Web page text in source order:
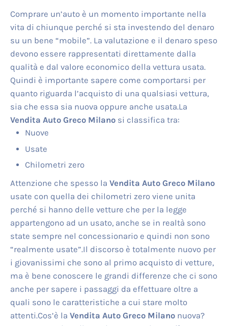
Comprare un’auto è un momento importante nella
vita di chiunque perché si sta investendo del denaro
su un bene “mobile”. La valutazione e il denaro speso
devono essere rappresentati direttamente dalla
qualità e dal valore economico della vettura usata.
Quindi è importante sapere come comportarsi per
quanto riguarda l’acquisto di una qualsiasi vettura,
sia che essa sia nuova oppure anche usata.La
Vendita Auto Greco Milanosi classifica tra:
Nuove
Usate
Chilometri zero
Attenzione che spesso la Vendita Auto Greco Milano
usate con quella dei chilometri zero viene unita
perché si hanno delle vetture che per la legge
appartengono ad un usato, anche se in realtà sono
state sempre nel concessionario e quindi non sono
“realmente usate”.Il discorso è totalmente nuovo per
i giovanissimi che sono al primo acquisto di vetture,
ma è bene conoscere le grandi differenze che ci sono
anche per sapere i passaggi da effettuare oltre a
quali sono le caratteristiche a cui stare molto
attenti.Cos’è la Vendita Auto Greco Milanonuova?